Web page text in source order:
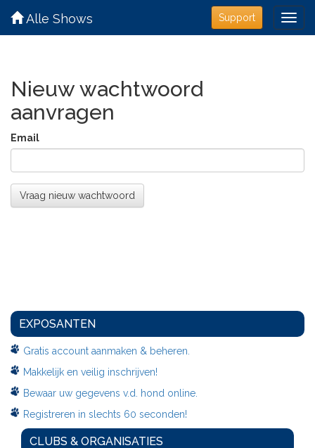
Support
Alle Shows
Nieuw wachtwoord
aanvragen
Email
Vraag nieuw wachtwoord
EXPOSANTEN
Gratis account aanmaken & beheren.
Makkelijk en veilig inschrijven!
Bewaar uw gegevens v.d. hond online.
Registreren in slechts 60 seconden!
CLUBS & ORGANISATIES